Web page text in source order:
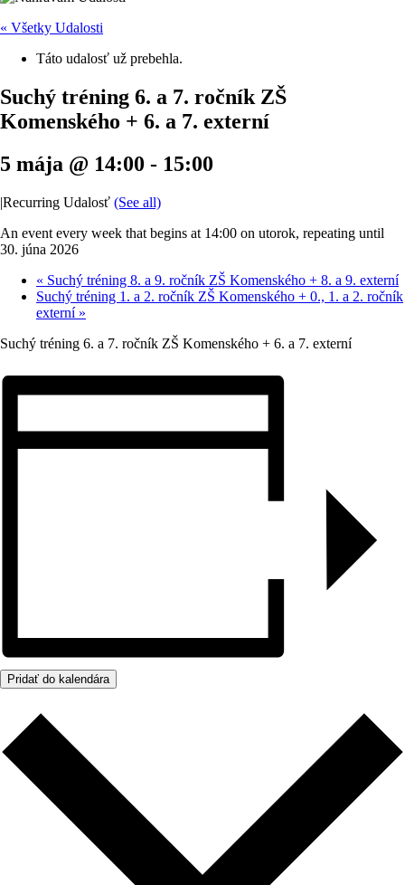
« Všetky Udalosti
Táto udalosť už prebehla.
Suchý tréning 6. a 7. ročník ZŠ
Komenského + 6. a 7. externí
5 mája @ 14:00 - 15:00
|Recurring Udalosť (See all)
An event every week that begins at 14:00 on utorok, repeating until
30. júna 2026
« Suchý tréning 8. a 9. ročník ZŠ Komenského + 8. a 9. externí
Suchý tréning 1. a 2. ročník ZŠ Komenského + 0., 1. a 2. ročník
externí »
Suchý tréning 6. a 7. ročník ZŠ Komenského + 6. a 7. externí
Pridať do kalendára